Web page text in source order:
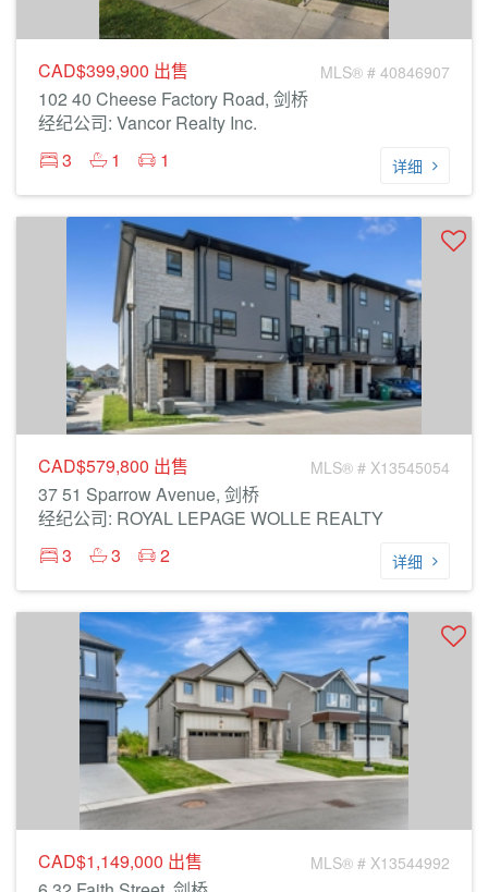
CAD$399,900 出售 MLS® # 40846907
102 40 Cheese Factory Road, 剑桥
经纪公司: Vancor Realty Inc.
3
1 1 详细
CAD$579,800 出售 MLS® # X13545054
37 51 Sparrow Avenue, 剑桥
经纪公司: ROYAL LEPAGE WOLLE REALTY
3
3 2 详细
CAD$1,149,000 出售 MLS® # X13544992